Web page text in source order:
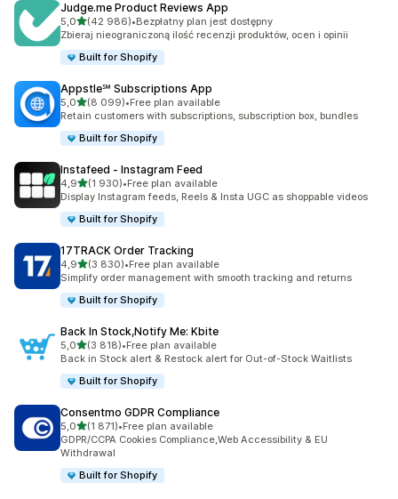
Judge.me Product Reviews App
5,0na 5 gwiazdek
(42 986)
Łączna liczba recenzji: 42986
•Bezpłatny plan jest dostępny
Zbieraj nieograniczoną ilość recenzji produktów, ocen i opinii
Built for Shopify
Appstle℠ Subscriptions App
5,0na 5 gwiazdek
(8 099)
Łączna liczba recenzji: 8099
•Free plan available
Retain customers with subscriptions, subscription box, bundles
Built for Shopify
Instafeed ‑ Instagram Feed
4,9na 5 gwiazdek
(1 930)
Łączna liczba recenzji: 1930
•Free plan available
Display Instagram feeds, Reels & Insta UGC as shoppable videos
Built for Shopify
17TRACK Order Tracking
4,9na 5 gwiazdek
(3 830)
Łączna liczba recenzji: 3830
•Free plan available
Simplify order management with smooth tracking and returns
Built for Shopify
Back In Stock,Notify Me: Kbite
5,0na 5 gwiazdek
(3 818)
Łączna liczba recenzji: 3818
•Free plan available
Back in Stock alert & Restock alert for Out-of-Stock Waitlists
Built for Shopify
Consentmo GDPR Compliance
5,0na 5 gwiazdek
(1 871)
Łączna liczba recenzji: 1871
•Free plan available
GDPR/CCPA Cookies Compliance,Web Accessibility & EU
Withdrawal
Built for Shopify